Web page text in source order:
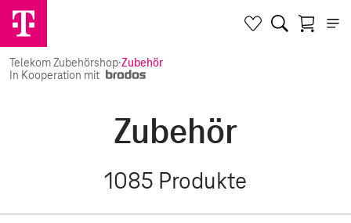
Telekom Zubehörshop·Zubehör
In Kooperation mit
Zubehör
1085 Produkte